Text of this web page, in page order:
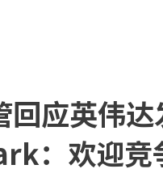
回应英伟达
：欢迎竞